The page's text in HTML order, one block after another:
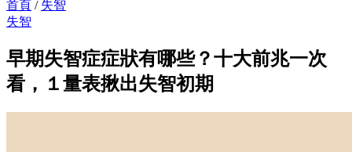
首頁 / 失智
失智
早期失智症症狀有哪些？十大前兆一次
看，１量表揪出失智初期